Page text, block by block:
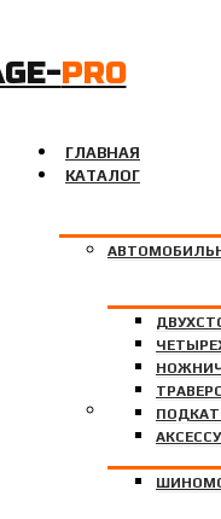
PRO
ГЛАВНАЯ
КАТАЛОГ